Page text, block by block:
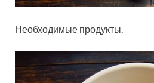
Необходимые продукты.